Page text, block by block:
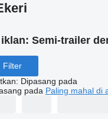
iklan: Semi-trailer
Filter
: Dipasang pada
pada Paling mahal di